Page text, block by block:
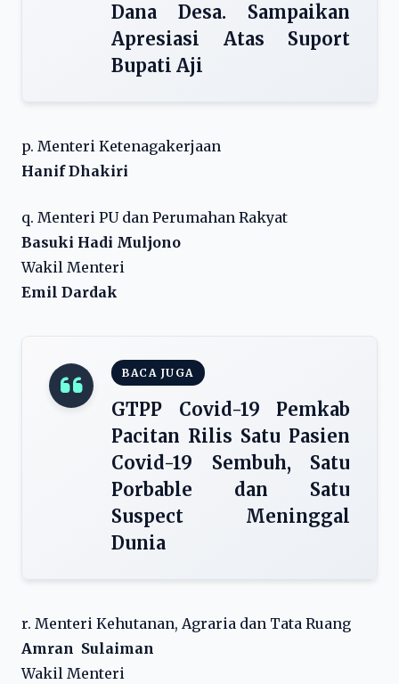
Dana Desa. Sampaikan
Apresiasi Atas Suport
Bupati Aji
p. Menteri Ketenagakerjaan
Hanif Dhakiri
q. Menteri PU dan Perumahan Rakyat
Basuki Hadi Muljono
Wakil Menteri
Emil Dardak
BACA JUGA
GTPP Covid-19 Pemkab
Pacitan Rilis Satu Pasien
Covid-19 Sembuh, Satu
Porbable dan Satu
Suspect Meninggal
Dunia
r. Menteri Kehutanan, Agraria dan Tata Ruang
Amran Sulaiman
Wakil Menteri